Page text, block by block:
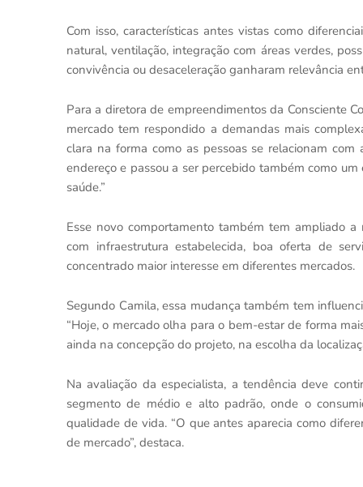
Com isso, características antes vistas como
natural, ventilação, integração com áreas verdes,
convivência ou desaceleração ganharam relevância
Para a diretora de empreendimentos da Consciente
mercado tem respondido a demandas mais
clara na forma como as pessoas se relacionam
endereço e passou a ser percebido também como
saúde.”
Esse novo comportamento também tem ampliado
com infraestrutura estabelecida, boa oferta de
concentrado maior interesse em diferentes mercados.
Segundo Camila, essa mudança também tem
“Hoje, o mercado olha para o bem-estar de forma
ainda na concepção do projeto, na escolha da
Na avaliação da especialista, a tendência deve
segmento de médio e alto padrão, onde o
qualidade de vida. “O que antes aparecia como
de mercado”, destaca.